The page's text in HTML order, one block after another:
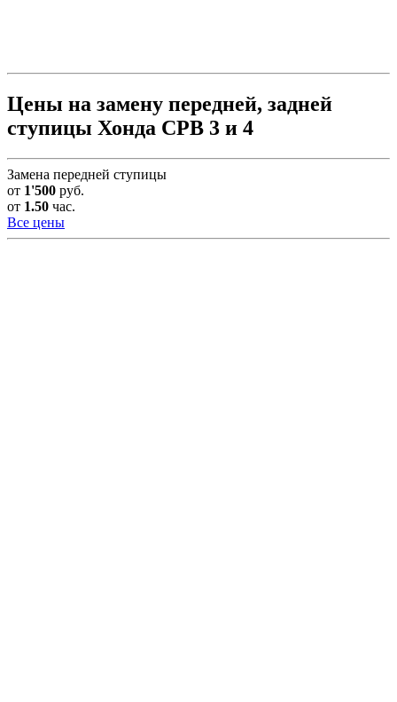
Цены на замену передней, задней
ступицы Хонда СРВ 3 и 4
Замена передней ступицы
от 1'500 руб.
от 1.50 час.
Все цены